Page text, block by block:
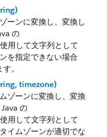
ーンに変換し、変換し
の
用して文字列として
を指定できない場合
。
timezone)
ゾーンに変換し、変換
の
用して文字列として
イムゾーンが適切でな